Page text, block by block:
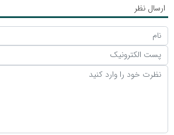
ارسال نظر